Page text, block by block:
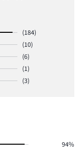
(184)
(10)
(6)
(1)
(3)
94%